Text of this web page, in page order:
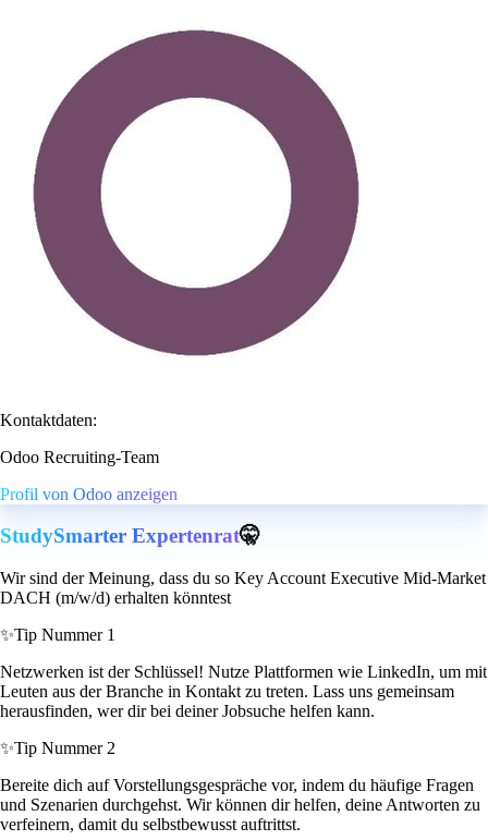
Kontaktdaten:
Odoo Recruiting-Team
Profil von Odoo anzeigen
StudySmarter Expertenrat🤫
Wir sind der Meinung, dass du so Key Account Executive Mid-Market
DACH (m/w/d) erhalten könntest
✨Tip Nummer 1
Netzwerken ist der Schlüssel! Nutze Plattformen wie LinkedIn, um mit
Leuten aus der Branche in Kontakt zu treten. Lass uns gemeinsam
herausfinden, wer dir bei deiner Jobsuche helfen kann.
✨Tip Nummer 2
Bereite dich auf Vorstellungsgespräche vor, indem du häufige Fragen
und Szenarien durchgehst. Wir können dir helfen, deine Antworten zu
verfeinern, damit du selbstbewusst auftrittst.